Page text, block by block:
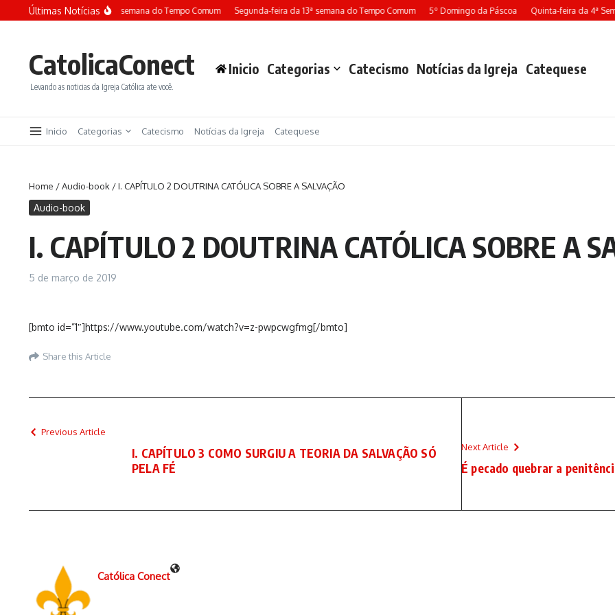
Ir para o conteúdo
Últimas Notícias
Terça-feira da 13ª semana do Tempo Comum Segunda-feira da 13ª semana do Tempo Comum 5º Domingo da Páscoa Quinta-feira da 4ª
CatolicaConect
Levando as noticias da Igreja Católica ate você.
Inicio Categorias Catecismo Notícias da Igreja Catequese
Inicio Categorias Catecismo Notícias da Igreja Catequese
Home /Audio-book /I. CAPÍTULO 2 DOUTRINA CATÓLICA SOBRE A SALVAÇÃO
Audio-book
I. CAPÍTULO 2 DOUTRINA CATÓLICA SOBRE A
5 de março de 2019
[bmto id=”1″]https://www.youtube.com/watch?v=z-pwpcwgfmg[/bmto]
Share this Article
Previous Article
I. CAPÍTULO 3 COMO SURGIU A TEORIA DA SALVAÇÃO SÓ
PELA FÉ
Next Article
É pecado quebrar a
Católica Conect